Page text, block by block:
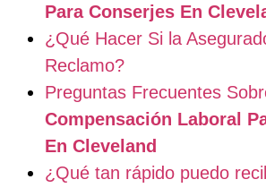
Para Conserjes En
¿Qué Hacer Si la
Reclamo?
Preguntas Frecuentes
Compensación Laboral
En Cleveland
¿Qué tan rápido puedo